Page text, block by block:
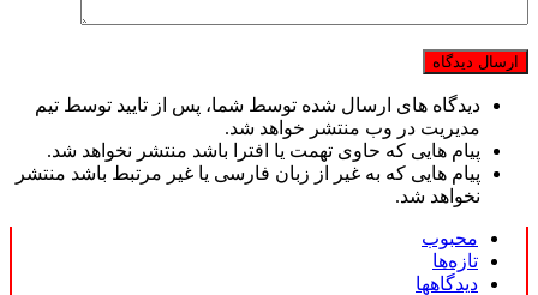
دیدگاه های ارسال شده توسط شما، پس از تایید توسط تیم
مدیریت در وب منتشر خواهد شد.
پیام هایی که حاوی تهمت یا افترا باشد منتشر نخواهد شد.
پیام هایی که به غیر از زبان فارسی یا غیر مرتبط باشد منتشر
نخواهد شد.
محبوب
تازه‌ها
دیدگاهها